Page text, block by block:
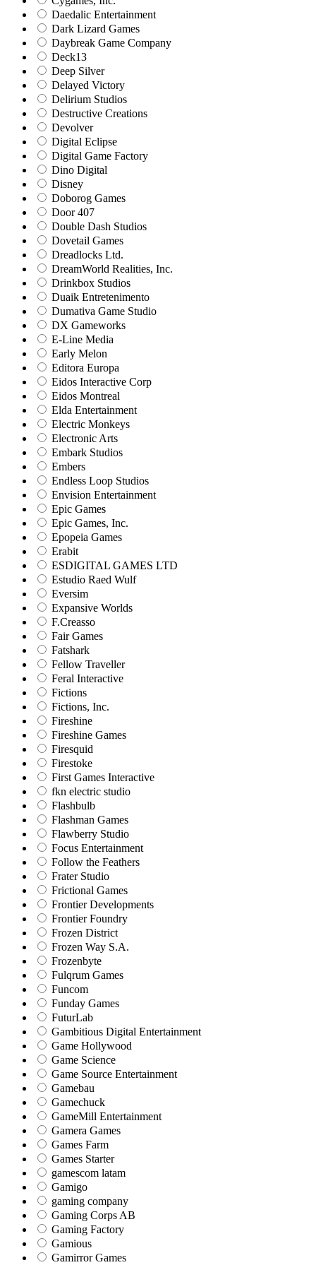
Daedalic Entertainment
Dark Lizard Games
Daybreak Game Company
Deck13
Deep Silver
Delayed Victory
Delirium Studios
Destructive Creations
Devolver
Digital Eclipse
Digital Game Factory
Dino Digital
Disney
Doborog Games
Door 407
Double Dash Studios
Dovetail Games
Dreadlocks Ltd.
DreamWorld Realities, Inc.
Drinkbox Studios
Duaik Entretenimento
Dumativa Game Studio
DX Gameworks
E-Line Media
Early Melon
Editora Europa
Eidos Interactive Corp
Eidos Montreal
Elda Entertainment
Electric Monkeys
Electronic Arts
Embark Studios
Embers
Endless Loop Studios
Envision Entertainment
Epic Games
Epic Games, Inc.
Epopeia Games
Erabit
ESDIGITAL GAMES LTD
Estudio Raed Wulf
Eversim
Expansive Worlds
F.Creasso
Fair Games
Fatshark
Fellow Traveller
Feral Interactive
Fictions
Fictions, Inc.
Fireshine
Fireshine Games
Firesquid
Firestoke
First Games Interactive
fkn electric studio
Flashbulb
Flashman Games
Flawberry Studio
Focus Entertainment
Follow the Feathers
Frater Studio
Frictional Games
Frontier Developments
Frontier Foundry
Frozen District
Frozen Way S.A.
Frozenbyte
Fulqrum Games
Funcom
Funday Games
FuturLab
Gambitious Digital Entertainment
Game Hollywood
Game Science
Game Source Entertainment
Gamebau
Gamechuck
GameMill Entertainment
Gamera Games
Games Farm
Games Starter
gamescom latam
Gamigo
gaming company
Gaming Corps AB
Gaming Factory
Gamious
Gamirror Games